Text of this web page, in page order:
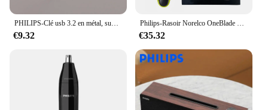
PHILIPS-Clé usb 3.2 en métal, support à mémoire de 32gb 64gb 128gb, lecteur flash haute vitesse, stockage externe créatif personnalisé
€9.32
Philips-Rasoir Norelco OneBlade QP2520/70, tondeuse électrique, sans boîte d'origine
€35.32